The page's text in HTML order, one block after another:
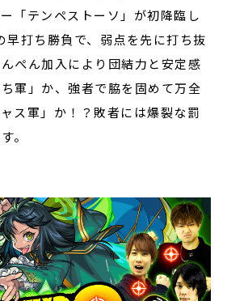
「テンペストーソ」が初降臨し
早打ち勝負で、弱点を先に打ち抜
ぺん加入により団結力と安定感
軍」か、強者で脇を固めて万全
ス軍」か！？敗者には爆裂な罰
。